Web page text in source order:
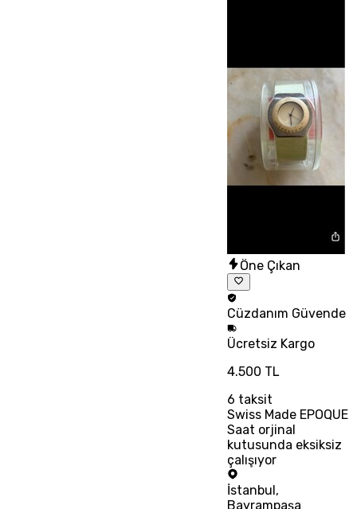
Öne Çıkan
Cüzdanım Güvende
Ücretsiz Kargo
4.500 TL
6 taksit
Swiss Made EPOQUE
Saat orjinal
kutusunda eksiksiz
çalışıyor
İstanbul ,
Bayrampaşa